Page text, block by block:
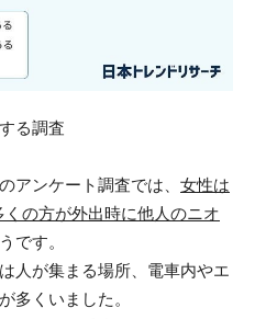
る調査
ンケート調査では、 女性は
の方が外出時に他人のニオ
です。
人が集まる場所、電車内やエ
多くいました。